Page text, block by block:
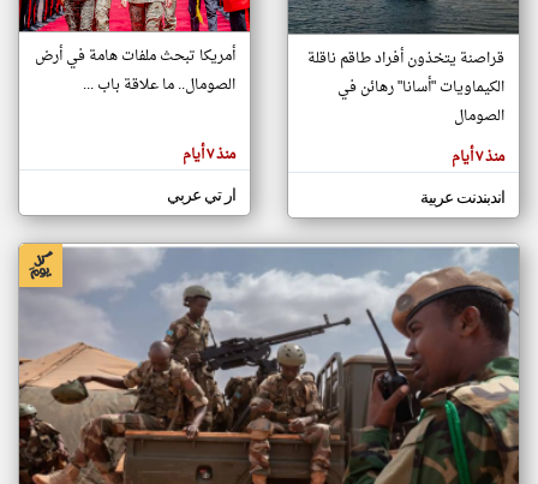
تغيير الدولة
اخبار الصومال على مدار الساعة
أهم اخبار الصومال العاجلة والمباشرة
المقالات
هنا عن
وجهة
كاتبيها.
قراصنة يتخذون أفراد طاقم ناقلة
الكيماويات "أسانا" رهائن في
الصومال
منذ ٧ أيام
اندبندنت عربية
أمريكا تبحث ملفات هامة في أرض
الصومال.. ما علاقة باب ...
منذ ٧ أيام
ار تي عربي
klyoum.com